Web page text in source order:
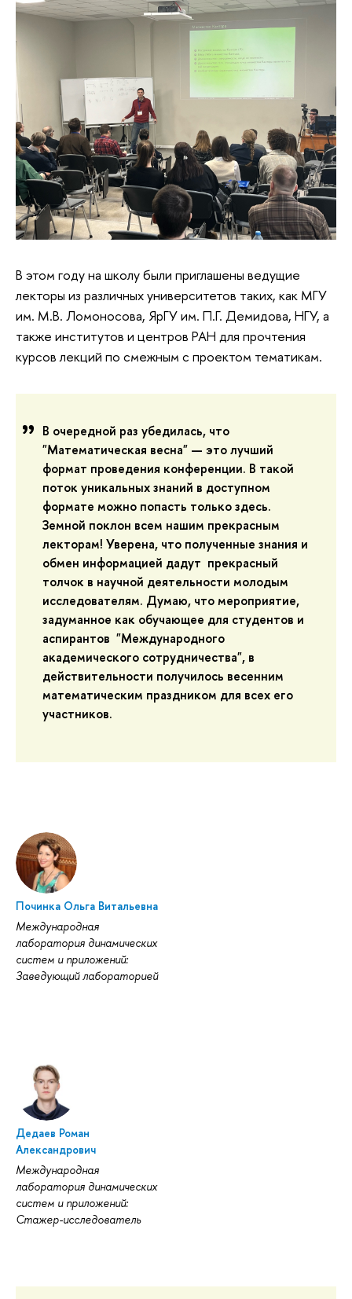
В этом году на школу были приглашены ведущие
лекторы из различных университетов таких, как МГУ
им. М.В. Ломоносова, ЯрГУ им. П.Г. Демидова, НГУ, а
также институтов и центров РАН для прочтения
курсов лекций по смежным с проектом тематикам.
В очередной раз убедилась, что
"Математическая весна" — это лучший
формат проведения конференции. В такой
поток уникальных знаний в доступном
формате можно попасть только здесь.
Земной поклон всем нашим прекрасным
лекторам! Уверена, что полученные знания и
обмен информацией дадут прекрасный
толчок в научной деятельности молодым
исследователям. Думаю, что мероприятие,
задуманное как обучающее для студентов и
аспирантов "Международного
академического сотрудничества", в
действительности получилось весенним
математическим праздником для всех его
участников.
Починка Ольга Витальевна
Международная
лаборатория динамических
систем и приложений:
Заведующий лабораторией
Дедаев Роман
Александрович
Международная
лаборатория динамических
систем и приложений:
Стажер-исследователь